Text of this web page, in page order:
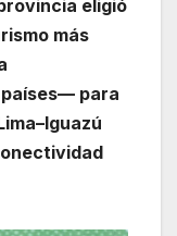
eligió
más
para